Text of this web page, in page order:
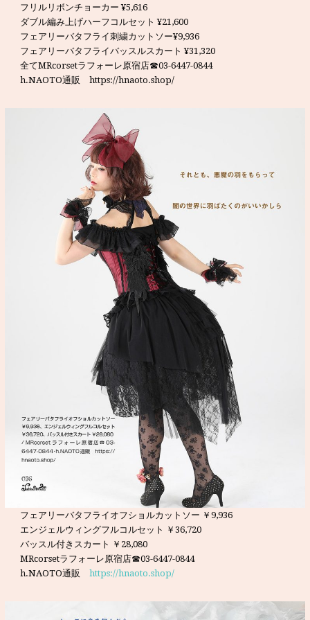
フリルリボンチョーカー ¥5,616
ダブル編み上げハーフコルセット ¥21,600
フェアリーバタフライ刺繍カットソー¥9,936
フェアリーバタフライバッスルスカート ¥31,320
全てMRcorsetラフォーレ原宿店☎03-6447-0844
h.NAOTO通販 https://hnaoto.shop/
フェアリーバタフライオフショルカットソー ￥9,936
エンジェルウィングフルコルセット ￥36,720
バッスル付きスカート ￥28,080
MRcorsetラフォーレ原宿店☎03-6447-0844
h.NAOTO通販https://hnaoto.shop/